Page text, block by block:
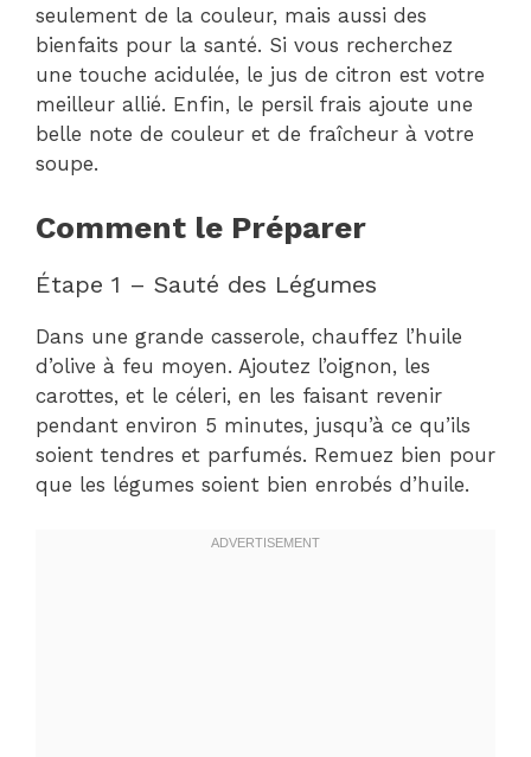
seulement de la couleur, mais aussi des
bienfaits pour la santé. Si vous recherchez
une touche acidulée, le jus de citron est votre
meilleur allié. Enfin, le persil frais ajoute une
belle note de couleur et de fraîcheur à votre
soupe.
Comment le Préparer
Étape 1 – Sauté des Légumes
Dans une grande casserole, chauffez l’huile
d’olive à feu moyen. Ajoutez l’oignon, les
carottes, et le céleri, en les faisant revenir
pendant environ 5 minutes, jusqu’à ce qu’ils
soient tendres et parfumés. Remuez bien pour
que les légumes soient bien enrobés d’huile.